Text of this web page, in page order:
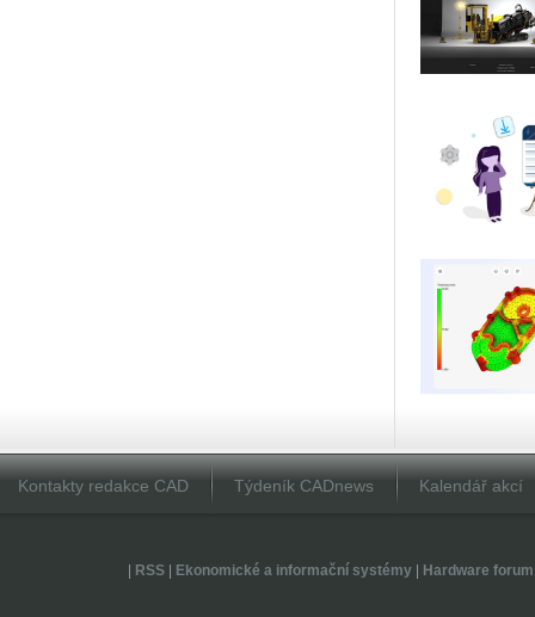
Kontakty redakce CAD Týdeník CADnews Kalendář akcí
RSS| Ekonomické a informační systémy| Hardware forum